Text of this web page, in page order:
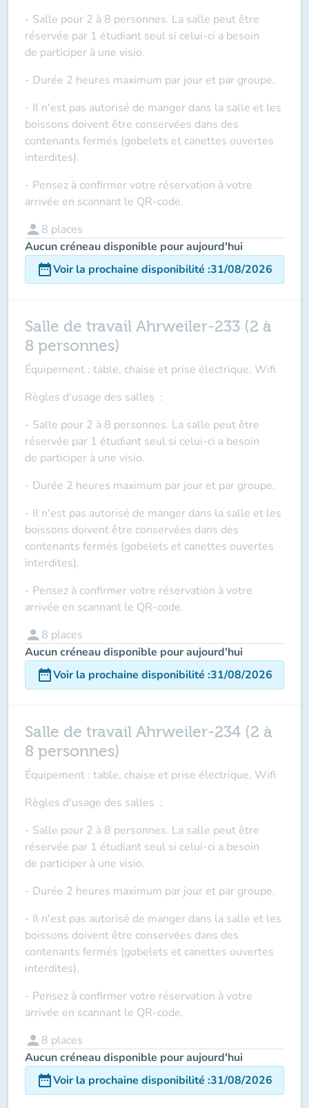
- Salle pour 2 à 8 personnes. La salle peut être
réservée par 1 étudiant seul si celui-ci a besoin
de participer à une visio.
- Durée 2 heures maximum par jour et par groupe.
- Il n'est pas autorisé de manger dans la salle et les
boissons doivent être conservées dans des
contenants fermés (gobelets et canettes ouvertes
interdites).
- Pensez à confirmer votre réservation à votre
arrivée en scannant le QR-code.
person 8 places
Aucun créneau disponible pour aujourd'hui
date_rangeVoir la prochaine disponibilité :31/08/2026
Salle de travail Ahrweiler-233 (2 à
8 personnes)
Équipement : table, chaise et prise électrique, Wifi
Règles d'usage des salles :
- Salle pour 2 à 8 personnes. La salle peut être
réservée par 1 étudiant seul si celui-ci a besoin
de participer à une visio.
- Durée 2 heures maximum par jour et par groupe.
- Il n'est pas autorisé de manger dans la salle et les
boissons doivent être conservées dans des
contenants fermés (gobelets et canettes ouvertes
interdites).
- Pensez à confirmer votre réservation à votre
arrivée en scannant le QR-code.
person 8 places
Aucun créneau disponible pour aujourd'hui
date_rangeVoir la prochaine disponibilité :31/08/2026
Salle de travail Ahrweiler-234 (2 à
8 personnes)
Équipement : table, chaise et prise électrique, Wifi
Règles d'usage des salles :
- Salle pour 2 à 8 personnes. La salle peut être
réservée par 1 étudiant seul si celui-ci a besoin
de participer à une visio.
- Durée 2 heures maximum par jour et par groupe.
- Il n'est pas autorisé de manger dans la salle et les
boissons doivent être conservées dans des
contenants fermés (gobelets et canettes ouvertes
interdites).
- Pensez à confirmer votre réservation à votre
arrivée en scannant le QR-code.
person 8 places
Aucun créneau disponible pour aujourd'hui
date_rangeVoir la prochaine disponibilité :31/08/2026